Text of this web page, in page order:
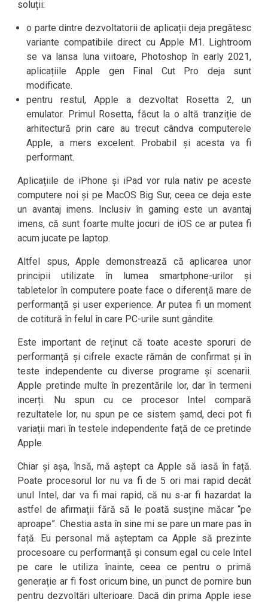
soluții:
o parte dintre dezvoltatorii de aplicații deja pregătesc
variante compatibile direct cu Apple M1. Lightroom
se va lansa luna viitoare, Photoshop în early 2021,
aplicațiile Apple gen Final Cut Pro deja sunt
modificate.
pentru restul, Apple a dezvoltat Rosetta 2, un
emulator. Primul Rosetta, făcut la o altă tranziție de
arhitectură prin care au trecut cândva computerele
Apple, a mers excelent. Probabil și acesta va fi
performant.
Aplicațiile de iPhone și iPad vor rula nativ pe aceste
computere noi și pe MacOS Big Sur, ceea ce deja este
un avantaj imens. Inclusiv în gaming este un avantaj
imens, că sunt foarte multe jocuri de iOS ce ar putea fi
acum jucate pe laptop.
Altfel spus, Apple demonstrează că aplicarea unor
principii utilizate în lumea smartphone-urilor și
tabletelor în computere poate face o diferență mare de
performanță și user experience. Ar putea fi un moment
de cotitură în felul în care PC-urile sunt gândite.
Este important de reținut că toate aceste sporuri de
performanță și cifrele exacte rămân de confirmat și în
teste independente cu diverse programe și scenarii.
Apple pretinde multe în prezentările lor, dar în termeni
incerți. Nu spun cu ce procesor Intel compară
rezultatele lor, nu spun pe ce sistem șamd, deci pot fi
variații mari în testele independente față de ce pretinde
Apple.
Chiar și așa, însă, mă aștept ca Apple să iasă în față.
Poate procesorul lor nu va fi de 5 ori mai rapid decât
unul Intel, dar va fi mai rapid, că nu s-ar fi hazardat la
astfel de afirmații fără să le poată susține măcar “pe
aproape”. Chestia asta în sine mi se pare un mare pas în
față. Eu personal mă așteptam ca Apple să prezinte
procesoare cu performanță și consum egal cu cele Intel
pe care le utiliza înainte, ceea ce pentru o primă
generație ar fi fost oricum bine, un punct de pornire bun
pentru dezvoltări ulterioare. Dacă din prima Apple iese